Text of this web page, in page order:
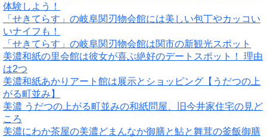
体験しよう！
「せきてらす」の岐阜関刃物会館には美しい包丁やカッコい
いナイフも！
「せきてらす」の岐阜関刃物会館は関市の新観光スポット
美濃和紙の里会館は彼女が喜ぶ絶好のデートスポット！ 理由
は2つ
美濃和紙あかりアート館は展示とショッピング【うだつの上
がる町並み】
美濃 うだつの上がる町並みの和紙問屋、旧今井家住宅の見ど
ころ
美濃にわか茶屋の美濃どまんなか御膳と鮎と舞茸の釜飯御膳